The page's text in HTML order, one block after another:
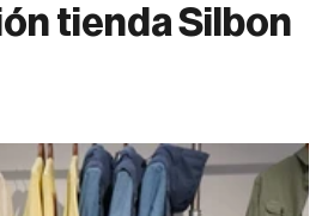
tienda Silbon